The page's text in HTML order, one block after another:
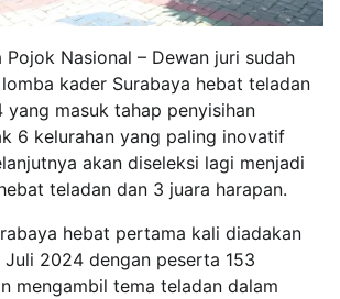
Pojok Nasional – Dewan juri sudah
kader Surabaya hebat teladan
yang masuk tahap penyisihan
6 kelurahan yang paling inovatif
akan diseleksi lagi menjadi
teladan dan 3 juara harapan.
hebat pertama kali diadakan
2024 dengan peserta 153
mengambil tema teladan dalam